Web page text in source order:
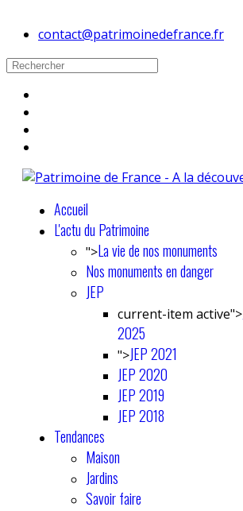
contact@patrimoinedefrance.fr
Accueil
L'actu du Patrimoine
">La vie de nos monuments
Nos monuments en danger
JEP
current-item active">
2025
">JEP 2021
JEP 2020
JEP 2019
JEP 2018
Tendances
Maison
Jardins
Savoir faire